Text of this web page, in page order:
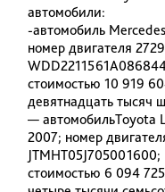
автомобили:
-автомобиль
номер двигателя
стоимостью 10 919
девятнадцать тысяч
— автомобильToyota
2007; номер
стоимостью 6 094